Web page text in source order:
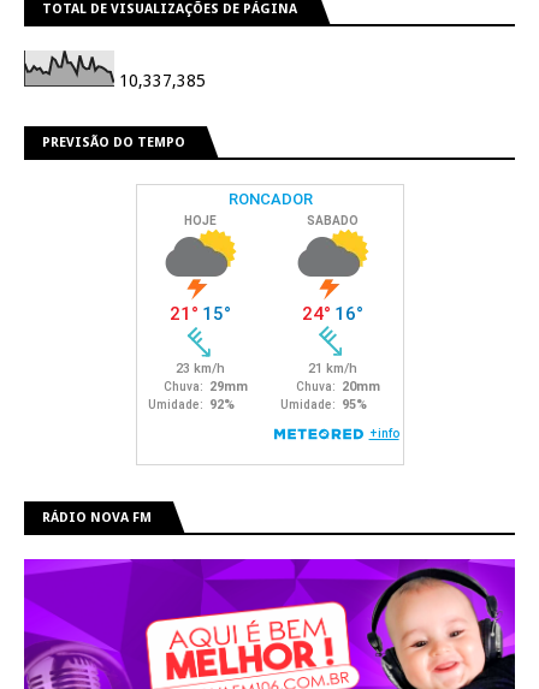
TOTAL DE VISUALIZAÇÕES DE PÁGINA
10,337,385
PREVISÃO DO TEMPO
RÁDIO NOVA FM